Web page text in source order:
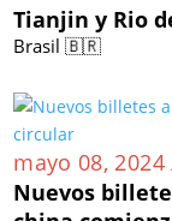
Tianjin y Rio
Brasil 🇧🇷
mayo 08, 2024
Nuevos